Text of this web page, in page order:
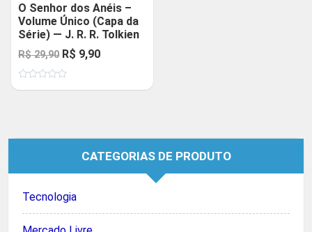
O Senhor dos Anéis –
Volume Único (Capa da
Série) — J. R. R. Tolkien
R$29,90 O
preço
original
R$ 9,90O
atual
CATEGORIAS DE PRODUTO
Tecnologia